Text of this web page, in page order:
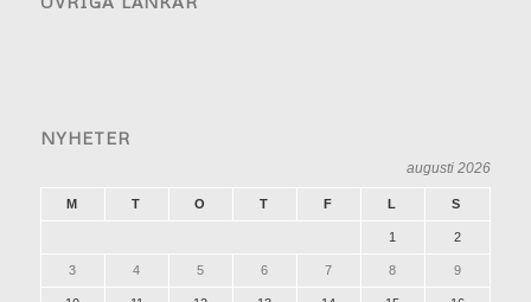
NYHETER
augusti 2026
M T O T F L S
1 2
3 4 5 6 7 8 9